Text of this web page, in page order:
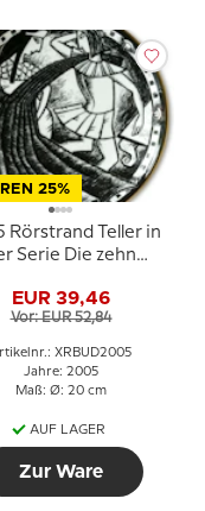
25%
Rörstrand Teller in
Serie Die zehn
EUR 39,46
Vor: EUR 52,84
XRBUD2005
Jahre: 2005
Maß: Ø: 20 cm
AUF LAGER
Zur Ware